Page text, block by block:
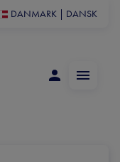
DANMARK DANSK